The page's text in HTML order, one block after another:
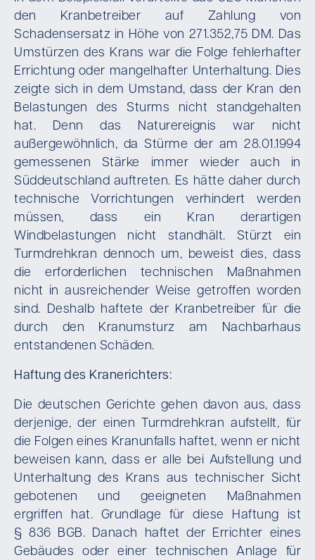
den Kranbetreiber auf Zahlung von
Schadensersatz in Höhe von 271.352,75 DM. Das
Umstürzen des Krans war die Folge fehlerhafter
Errichtung oder mangelhafter Unterhaltung. Dies
zeigte sich in dem Umstand, dass der Kran den
Belastungen des Sturms nicht standgehalten
hat. Denn das Naturereignis war nicht
außergewöhnlich, da Stürme der am 28.01.1994
gemessenen Stärke immer wieder auch in
Süddeutschland auftreten. Es hätte daher durch
technische Vorrichtungen verhindert werden
müssen, dass ein Kran derartigen
Windbelastungen nicht standhält. Stürzt ein
Turmdrehkran dennoch um, beweist dies, dass
die erforderlichen technischen Maßnahmen
nicht in ausreichender Weise getroffen worden
sind. Deshalb haftete der Kranbetreiber für die
durch den Kranumsturz am Nachbarhaus
entstandenen Schäden.
Haftung des Kranerichters:
Die deutschen Gerichte gehen davon aus, dass
derjenige, der einen Turmdrehkran aufstellt, für
die Folgen eines Kranunfalls haftet, wenn er nicht
beweisen kann, dass er alle bei Aufstellung und
Unterhaltung des Krans aus technischer Sicht
gebotenen und geeigneten Maßnahmen
ergriffen hat. Grundlage für diese Haftung ist
§ 836 BGB. Danach haftet der Errichter eines
Gebäudes oder einer technischen Anlage für